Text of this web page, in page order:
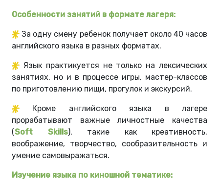
Особенности занятий в формате лагеря:
За одну смену ребенок получает около 40 часов
английского языка в разных форматах.
Язык практикуется не только на лексических
занятиях, но и в процессе игры, мастер-классов
по приготовлению пищи, прогулок и экскурсий.
Кроме английского языка в лагере
прорабатывают важные личностные качества
(Soft Skills), такие как креативность,
воображение, творчество, сообразительность и
умение самовыражаться.
Изучение языка по киношной тематике: